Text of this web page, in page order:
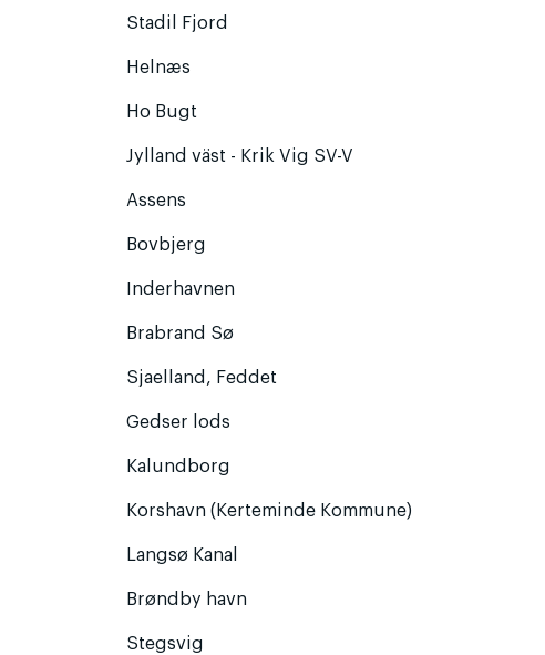
Stadil Fjord
Helnæs
Ho Bugt
Jylland väst - Krik Vig SV-V
Assens
Bovbjerg
Inderhavnen
Brabrand Sø
Sjaelland, Feddet
Gedser lods
Kalundborg
Korshavn (Kerteminde Kommune)
Langsø Kanal
Brøndby havn
Stegsvig